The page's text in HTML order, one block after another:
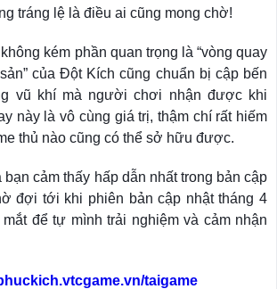
tráng lệ là điều ai cũng mong chờ!
kém phần quan trọng là “vòng quay
sản” của Đột Kích cũng chuẩn bị cập bến
vũ khí mà người chơi nhận được khi
này là vô cùng giá trị, thậm chí rất hiếm
thủ nào cũng có thể sở hữu được.
cảm thấy hấp dẫn nhất trong bản cập
đợi tới khi phiên bản cập nhật tháng 4
để tự mình trải nghiệm và cảm nhận
taigame